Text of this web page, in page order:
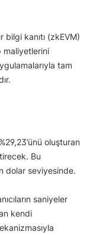
bilgi kanıtı (zkEVM)
maliyetlerini
tam
oluşturan
Bu
dolar seviyesinde.
saniyeler
kendi